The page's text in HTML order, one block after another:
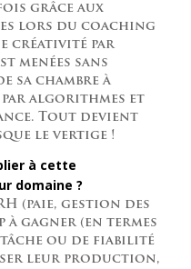
grâce aux
lors du coaching
créativité par
menées sans
sa chambre à
algorithmes et
Tout devient
le vertige !
à cette
domaine ?
(paie, gestion des
gagner (en termes
tâche ou de fiabilité
leur production,